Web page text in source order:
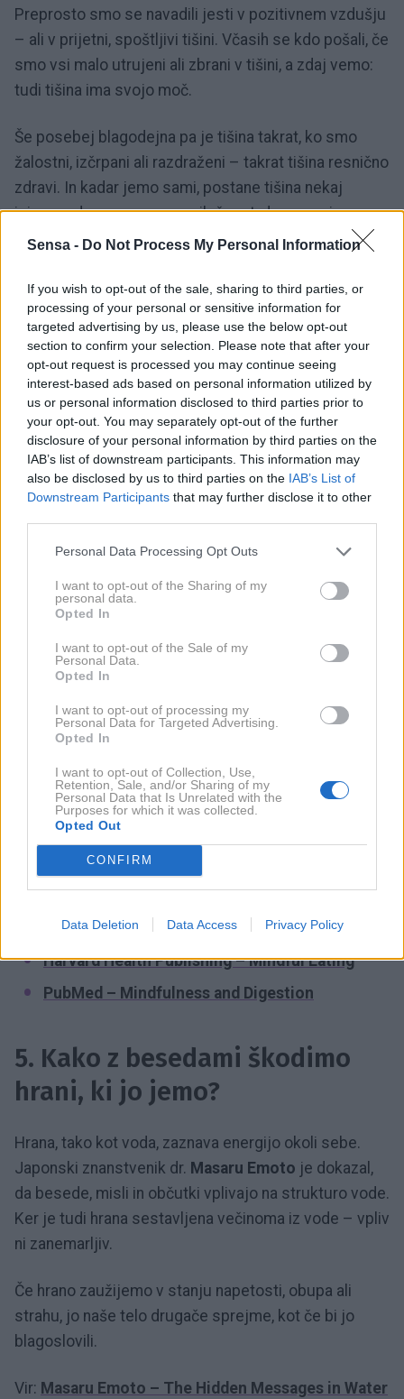
Sensa - Do Not Process My Personal Information
If you wish to opt-out of the sale, sharing to third parties, or
processing of your personal or sensitive information for
targeted advertising by us, please use the below opt-out
section to confirm your selection. Please note that after your
opt-out request is processed you may continue seeing
interest-based ads based on personal information utilized by
us or personal information disclosed to third parties prior to
your opt-out. You may separately opt-out of the further
disclosure of your personal information by third parties on the
IAB’s list of downstream participants. This information may
also be disclosed by us to third parties on the IAB’s List of
Downstream Participants that may further disclose it to other
Personal Data Processing Opt Outs
I want to opt-out of the Sharing of my
personal data.
Opted In
I want to opt-out of the Sale of my
Personal Data.
Opted In
I want to opt-out of processing my
Personal Data for Targeted Advertising.
Opted In
I want to opt-out of Collection, Use,
Retention, Sale, and/or Sharing of my
Personal Data that Is Unrelated with the
Purposes for which it was collected.
Opted Out
CONFIRM
Data Deletion Data Access Privacy Policy
Preprosto smo se navadili jesti v pozitivnem vzdušju
– ali v prijetni, spoštljivi tišini. Včasih se kdo pošali, če
smo vsi malo utrujeni ali zbrani v tišini, a zdaj vemo:
tudi tišina ima svojo moč.
Še posebej blagodejna pa je tišina takrat, ko smo
žalostni, izčrpani ali razdraženi – takrat tišina resnično
zdravi. In kadar jemo sami, postane tišina nekaj
izjemno dragocenega – priložnost, da se v miru
srečamo s seboj, brez zunanjega hrupa in motenj.
prisotni v sebi in s svojo hrano. Zato si tudi ob
obrokih, ko ste sami, ne dovolite, da vam misli tavajo
po skrbih, opravkih ali seznamih nalog. Namesto tega
si podarite trenutek – naj bo vaš obrok majhen obred
miru, hvaležnosti in tihega notranjega stika.
4. Kaj pravi znanost?
Stres med obroki moti prebavo. Aktivira simpatični
živčni sistem (boj ali beg), zmanjšuje izločanje
prebavnih encimov in vpliva na absorpcijo hranil.
Poleg neprijetnih tem za mizo na kakovost obroka
pogosto vplivajo tudi drugi dejavniki, kot so
televizor, preglasen radio, brskanje po telefonu,
hitenje ali pa motnje iz okolja, ki odvračajo
Vse to nas oddaljuje od osnovnega namena obroka –
da v miru, zavedno in spoštljivo nahranimo svoje telo.
Nasprotno pa umirjeno, prisotno stanje aktivira
parasimpatični živčni sistem, ki telo spodbuja k
sprostitvi in optimalni prebavi.
Harvard Health Publishing – Mindful Eating
PubMed – Mindfulness and Digestion
5. Kako z besedami škodimo
hrani, ki jo jemo?
Hrana, tako kot voda, zaznava energijo okoli sebe.
Japonski znanstvenik dr. Masaru Emoto je dokazal,
da besede, misli in občutki vplivajo na strukturo vode.
Ker je tudi hrana sestavljena večinoma iz vode – vpliv
ni zanemarljiv.
Če hrano zaužijemo v stanju napetosti, obupa ali
strahu, jo naše telo drugače sprejme, kot če bi jo
blagoslovili.
Vir: Masaru Emoto – The Hidden Messages in Water